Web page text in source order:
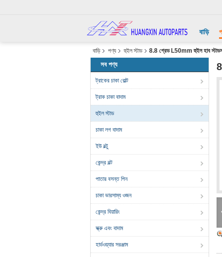
বাড়ি
বাড়ি পণ্য হুইল স্টাড 8.8 গ্রেড L50mm হুইল হাব স্টাডস
সব পণ্য
ট্রাকের চাকা বোল্ট
ট্রাক চাকা বাদাম
হুইল স্টাড
চাকা লগ বাদাম
ইউ বল্টু
কেন্দ্র বল্ট
পাতার বসন্ত পিন
চাকা ভারসাম্য ওজন
কেন্দ্র বিয়ারিং
স্ক্রু এবং বাদাম
হার্ডওয়্যার সরঞ্জাম